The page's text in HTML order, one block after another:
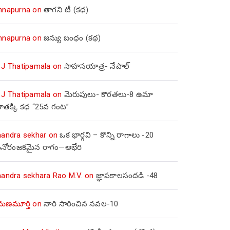
onతాగని టీ (కథ)
onజన్యు బంధం (కథ)
Thatipamala on సాహసయాత్ర- నేపాల్‌
Thatipamala on మెరుపులు- కొరతలు-8 ఉమా
కథ “25వ గంట”
sekhar onఒక భార్గవి – కొన్ని రాగాలు -20
రాగం—అభేరి
sekhara Rao M.V. on జ్ఞాపకాలసందడి -48
onనారి సారించిన నవల-10